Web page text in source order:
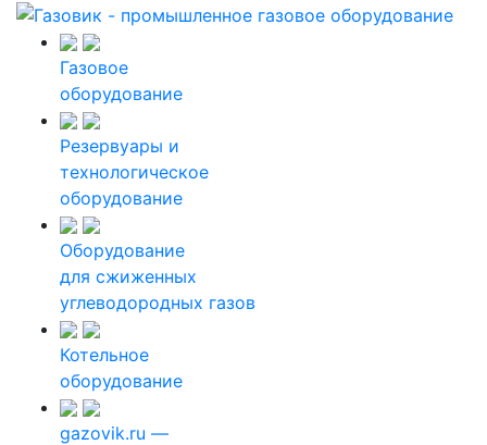
Газовое
оборудование
Резервуары и
технологическое
оборудование
Оборудование
для сжиженных
углеводородных газов
Котельное
оборудование
gazovik.ru —